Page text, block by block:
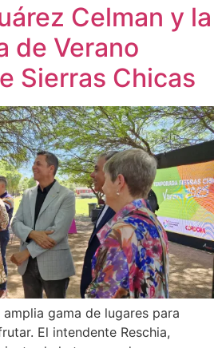
Celman y la
de Verano
Sierras Chicas
gama de lugares para
El intendente Reschia,